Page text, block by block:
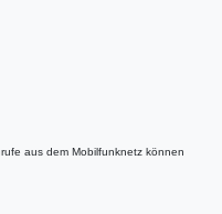
aus dem Mobilfunknetz können